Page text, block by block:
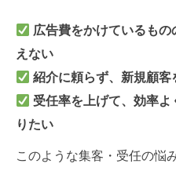
広告費をかけているも
えない
紹介に頼らず、新規顧
受任率を上げて、効率
りたい
このような集客・受任の悩